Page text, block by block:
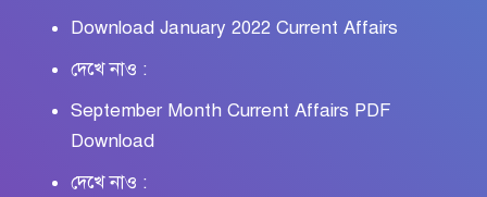
Download January 2022 Current Affairs
দেখে নাও :
September Month Current Affairs PDF
Download
দেখে নাও :